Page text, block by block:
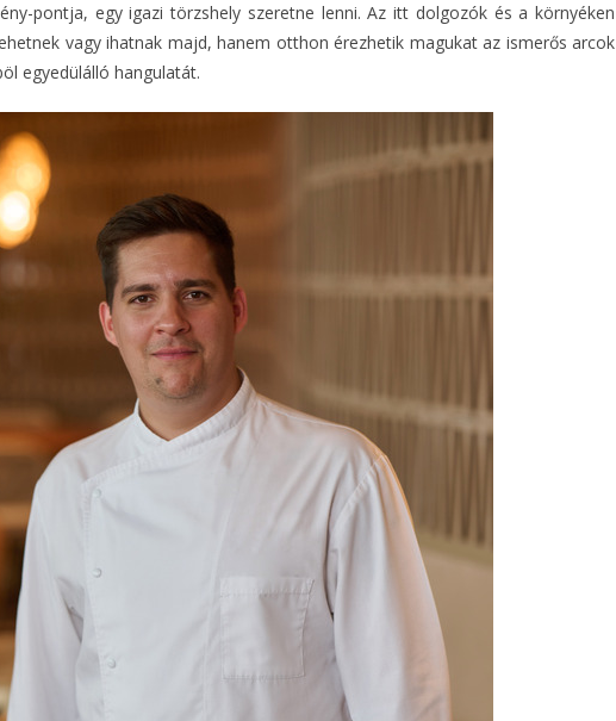
pontja, egy igazi törzshely szeretne lenni. Az itt dolgozók és a környéken
vagy ihatnak majd, hanem otthon érezhetik magukat az ismerős arcok
egyedülálló hangulatát.